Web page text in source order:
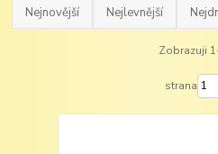
Nejnovější Nejlevnější
Zobrazuji
strana